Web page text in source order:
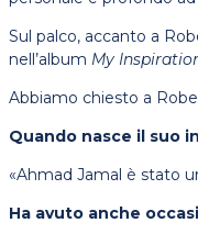
Sul palco, accanto a
nell’album My
Abbiamo chiesto a
Quando nasce il suo
«Ahmad Jamal è stato
Ha avuto anche